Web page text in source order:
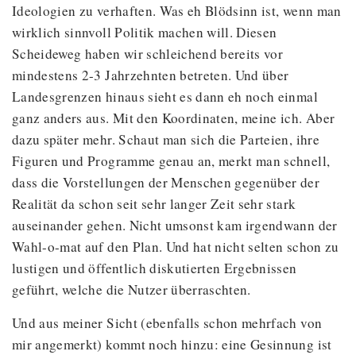
Ideologien zu verhaften. Was eh Blödsinn ist, wenn man
wirklich sinnvoll Politik machen will. Diesen
Scheideweg haben wir schleichend bereits vor
mindestens 2-3 Jahrzehnten betreten. Und über
Landesgrenzen hinaus sieht es dann eh noch einmal
ganz anders aus. Mit den Koordinaten, meine ich. Aber
dazu später mehr. Schaut man sich die Parteien, ihre
Figuren und Programme genau an, merkt man schnell,
dass die Vorstellungen der Menschen gegenüber der
Realität da schon seit sehr langer Zeit sehr stark
auseinander gehen. Nicht umsonst kam irgendwann der
Wahl-o-mat auf den Plan. Und hat nicht selten schon zu
lustigen und öffentlich diskutierten Ergebnissen
geführt, welche die Nutzer überraschten.
Und aus meiner Sicht (ebenfalls schon mehrfach von
mir angemerkt) kommt noch hinzu: eine Gesinnung ist